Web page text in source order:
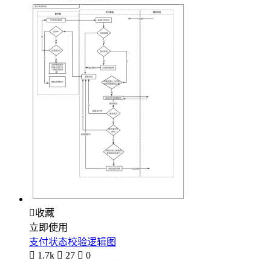
收藏
立即使用
支付状态校验逻辑图
 1.7k  27  0